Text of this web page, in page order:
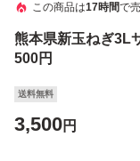
この商品は17時間で
熊本県新玉ねぎ3L
500円
送料無料
3,500円